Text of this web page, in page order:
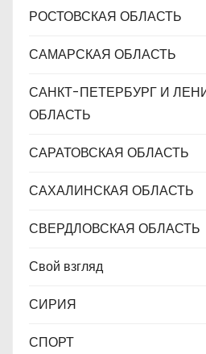
РОСТОВСКАЯ ОБЛАСТЬ
САМАРСКАЯ ОБЛАСТЬ
САНКТ-ПЕТЕРБУРГ И
ОБЛАСТЬ
САРАТОВСКАЯ ОБЛАСТЬ
САХАЛИНСКАЯ ОБЛАСТЬ
СВЕРДЛОВСКАЯ ОБЛАСТЬ
Свой взгляд
СИРИЯ
СПОРТ